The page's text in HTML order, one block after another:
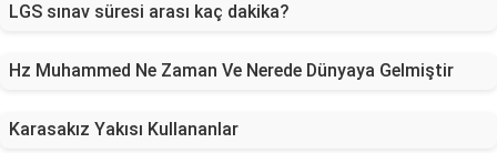
LGS sınav süresi arası kaç dakika?
Hz Muhammed Ne Zaman Ve Nerede Dünyaya Gelmiştir
Karasakız Yakısı Kullananlar